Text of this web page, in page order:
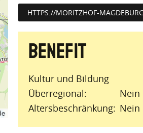
HTTPS://MORITZHOF-
Kultur und Bildung
Überregional
Nein
Altersbeschränkung Nein